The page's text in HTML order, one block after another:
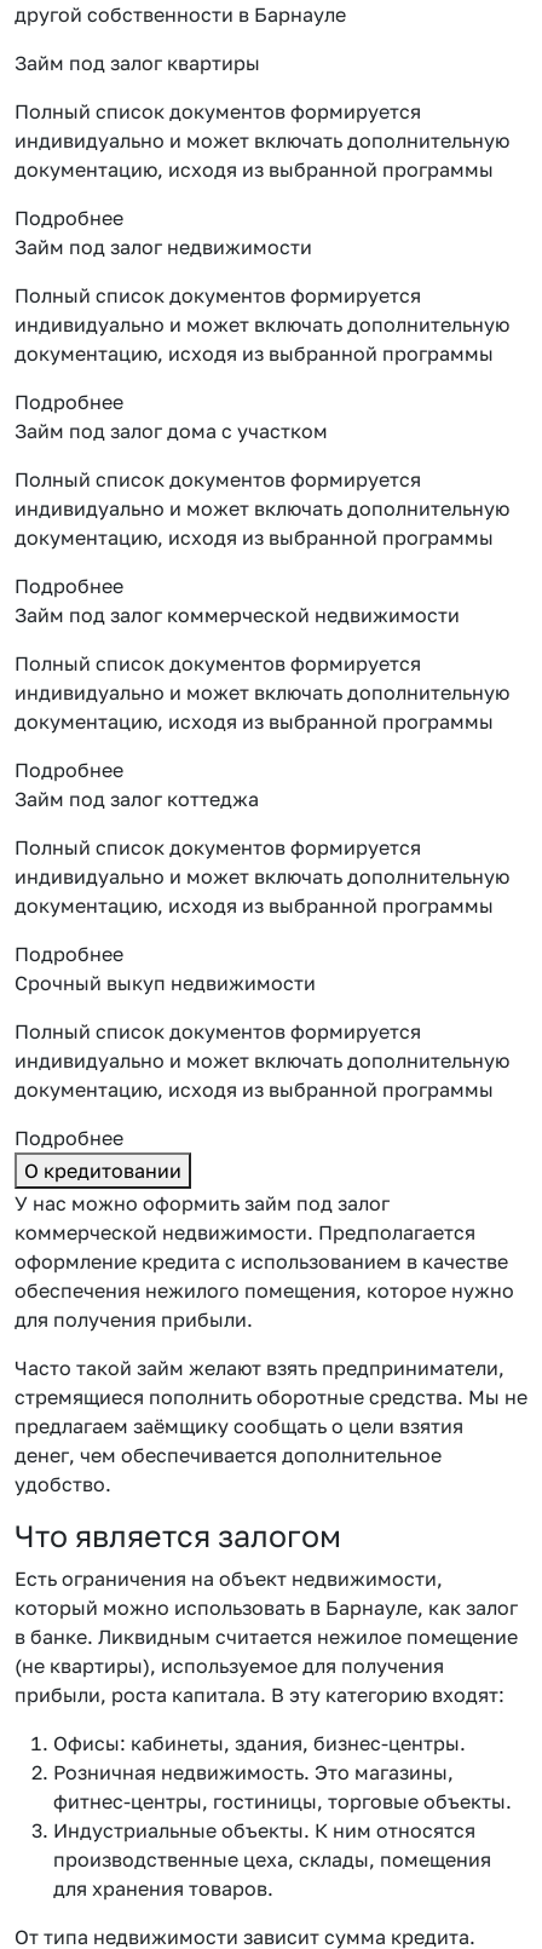
другой собственности в Барнауле
Займ под залог квартиры
Полный список документов формируется
индивидуально и может включать дополнительную
документацию, исходя из выбранной программы
Подробнее
Займ под залог недвижимости
Полный список документов формируется
индивидуально и может включать дополнительную
документацию, исходя из выбранной программы
Подробнее
Займ под залог дома с участком
Полный список документов формируется
индивидуально и может включать дополнительную
документацию, исходя из выбранной программы
Подробнее
Займ под залог коммерческой недвижимости
Полный список документов формируется
индивидуально и может включать дополнительную
документацию, исходя из выбранной программы
Подробнее
Займ под залог коттеджа
Полный список документов формируется
индивидуально и может включать дополнительную
документацию, исходя из выбранной программы
Подробнее
Срочный выкуп недвижимости
Полный список документов формируется
индивидуально и может включать дополнительную
документацию, исходя из выбранной программы
Подробнее
О кредитовании
У нас можно оформить займ под залог
коммерческой недвижимости. Предполагается
оформление кредита с использованием в качестве
обеспечения нежилого помещения, которое нужно
для получения прибыли.
Часто такой займ желают взять предприниматели,
стремящиеся пополнить оборотные средства. Мы не
предлагаем заёмщику сообщать о цели взятия
денег, чем обеспечивается дополнительное
удобство.
Что является залогом
Есть ограничения на объект недвижимости,
который можно использовать в Барнауле, как залог
в банке. Ликвидным считается нежилое помещение
(не квартиры), используемое для получения
прибыли, роста капитала. В эту категорию входят:
Офисы: кабинеты, здания, бизнес-центры.
Розничная недвижимость. Это магазины,
фитнес-центры, гостиницы, торговые объекты.
Индустриальные объекты. К ним относятся
производственные цеха, склады, помещения
для хранения товаров.
От типа недвижимости зависит сумма кредита.